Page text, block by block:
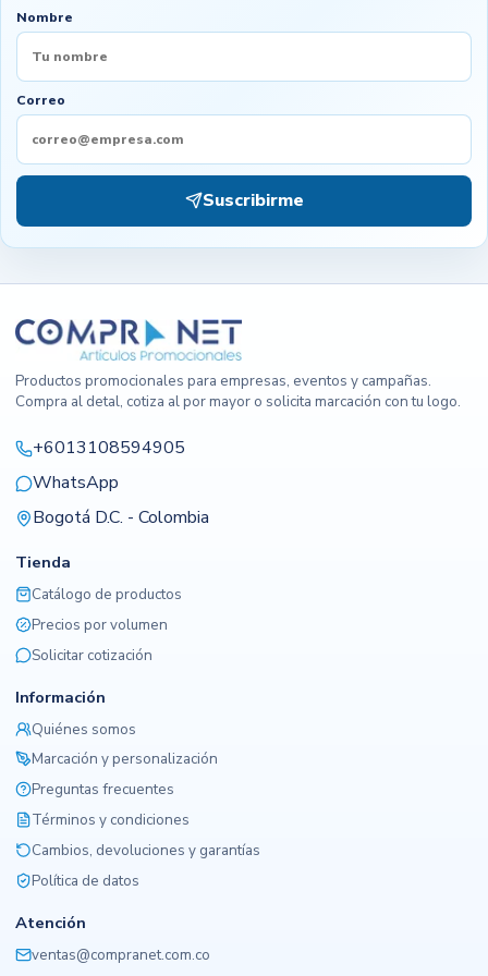
Nombre
Correo
Suscribirme
Productos promocionales para empresas, eventos y campañas.
Compra al detal, cotiza al por mayor o solicita marcación con tu logo.
+6013108594905
WhatsApp
Bogotá D.C. - Colombia
Tienda
Catálogo de productos
Precios por volumen
Solicitar cotización
Información
Quiénes somos
Marcación y personalización
Preguntas frecuentes
Términos y condiciones
Cambios, devoluciones y garantías
Política de datos
Atención
ventas@compranet.com.co